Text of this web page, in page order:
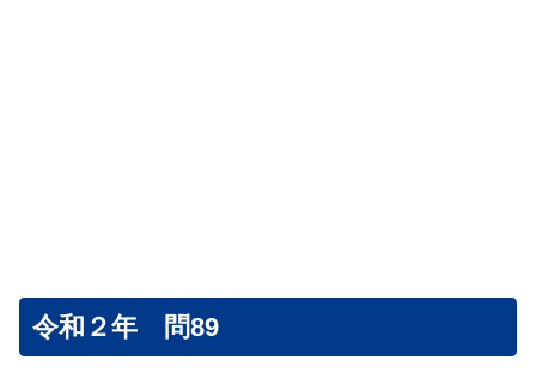
令和２年 問89